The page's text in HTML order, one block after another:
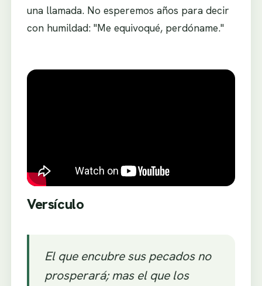
una llamada. No esperemos años para decir
con humildad: "Me equivoqué, perdóname."
Versículo
El que encubre sus pecados no
prosperará; mas el que los